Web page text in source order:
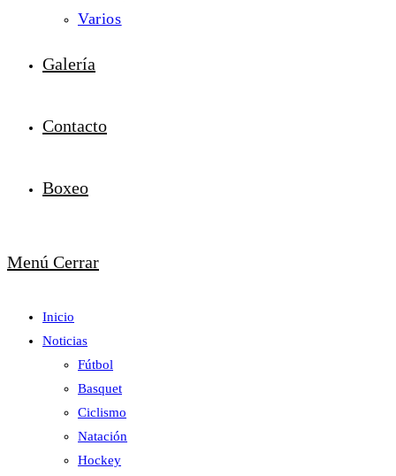
Varios
Galería
Contacto
Boxeo
Menú Cerrar
Inicio
Noticias
Fútbol
Basquet
Ciclismo
Natación
Hockey